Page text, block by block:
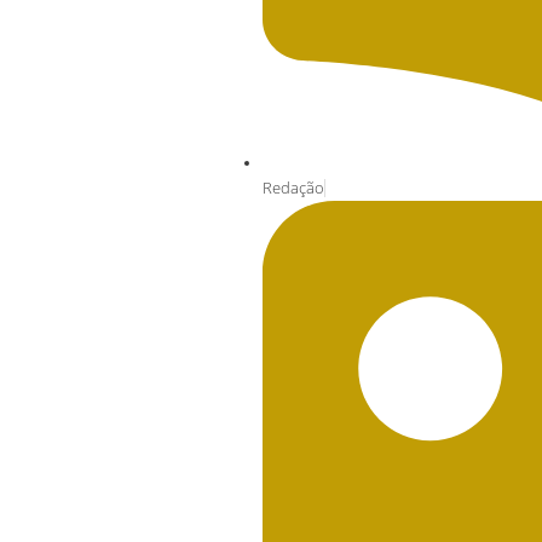
Redação